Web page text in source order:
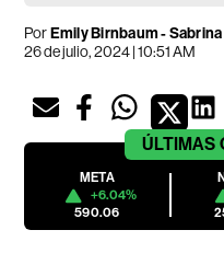
PorEmily Birnbaum -
26 de julio, 2024 | 10:51 AM
ÚLTIMAS
META
+6.04%
590.06